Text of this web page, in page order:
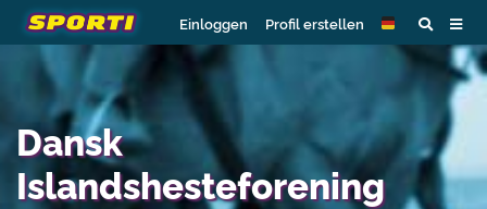
Einloggen Profil erstellen
Dansk
Islandshesteforening